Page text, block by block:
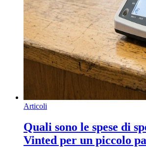
Articoli
Quali sono le spese di
Vinted per un piccolo